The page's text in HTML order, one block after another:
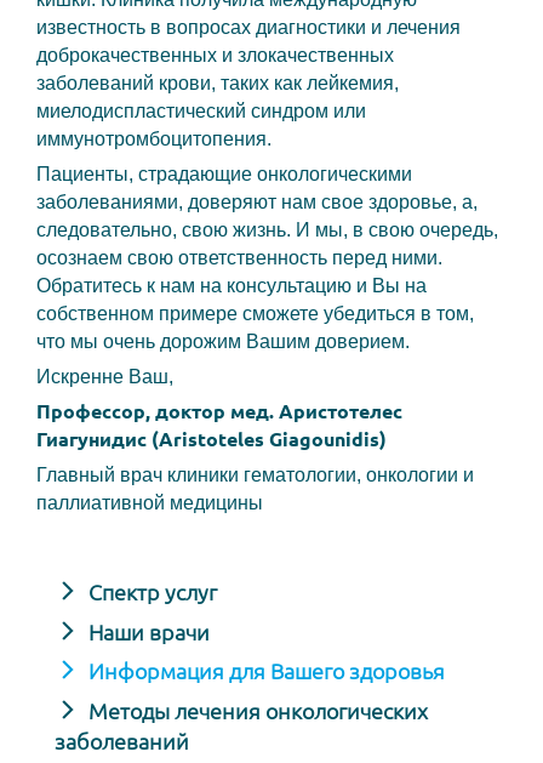
известность в вопросах диагностики и лечения
доброкачественных и злокачественных
заболеваний крови, таких как лейкемия,
миелодиспластический синдром или
иммунотромбоцитопения.
Пациенты, страдающие онкологическими
заболеваниями, доверяют нам свое здоровье, а,
следовательно, свою жизнь. И мы, в свою очередь,
осознаем свою ответственность перед ними.
Обратитесь к нам на консультацию и Вы на
собственном примере сможете убедиться в том,
что мы очень дорожим Вашим доверием.
Искренне Ваш,
Профессор, доктор мед. Аристотелес
Гиагунидис (Aristoteles Giagounidis)
Главный врач клиники гематологии, онкологии и
паллиативной медицины
Спектр услуг
Наши врачи
Информация для Вашего здоровья
Методы лечения онкологических
заболеваний